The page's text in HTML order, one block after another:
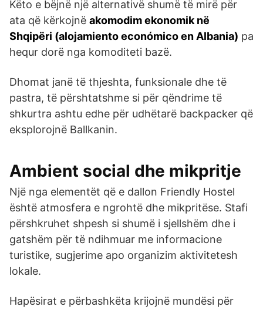
Këto e bëjnë një alternativë shumë të mirë për
ata që kërkojnë akomodim ekonomik në
Shqipëri (alojamiento económico en Albania) pa
hequr dorë nga komoditeti bazë.
Dhomat janë të thjeshta, funksionale dhe të
pastra, të përshtatshme si për qëndrime të
shkurtra ashtu edhe për udhëtarë backpacker që
eksplorojnë Ballkanin.
Ambient social dhe mikpritje
Një nga elementët që e dallon Friendly Hostel
është atmosfera e ngrohtë dhe mikpritëse. Stafi
përshkruhet shpesh si shumë i sjellshëm dhe i
gatshëm për të ndihmuar me informacione
turistike, sugjerime apo organizim aktivitetesh
lokale.
Hapësirat e përbashkëta krijojnë mundësi për